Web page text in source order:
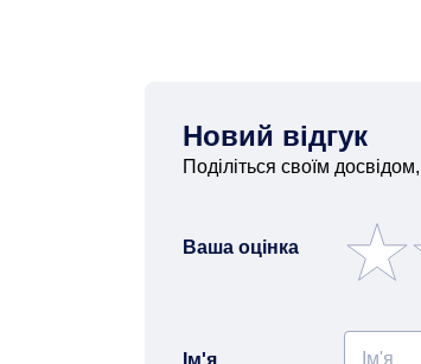
Новий відгук
Поділіться своїм
Ваша оцінка
Ім'я